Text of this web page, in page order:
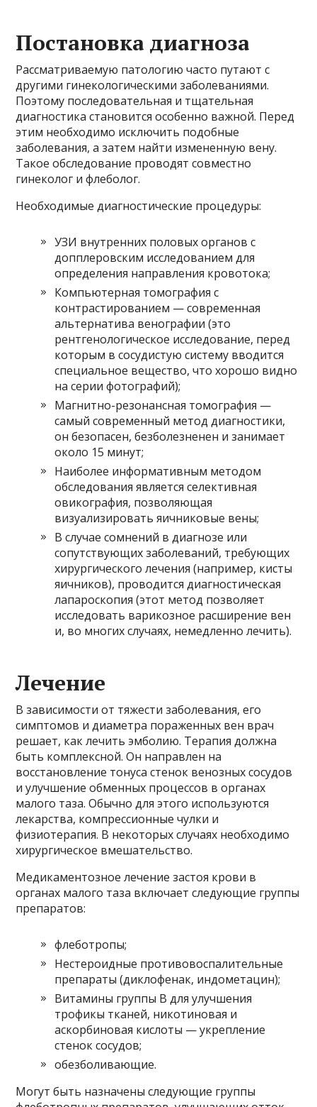
Постановка диагноза
Рассматриваемую патологию часто путают с
другими гинекологическими заболеваниями.
Поэтому последовательная и тщательная
диагностика становится особенно важной. Перед
этим необходимо исключить подобные
заболевания, а затем найти измененную вену.
Такое обследование проводят совместно
гинеколог и флеболог.
Необходимые диагностические процедуры:
УЗИ внутренних половых органов с
допплеровским исследованием для
определения направления кровотока;
Компьютерная томография с
контрастированием — современная
альтернатива венографии (это
рентгенологическое исследование, перед
которым в сосудистую систему вводится
специальное вещество, что хорошо видно
на серии фотографий);
Магнитно-резонансная томография —
самый современный метод диагностики,
он безопасен, безболезненен и занимает
около 15 минут;
Наиболее информативным методом
обследования является селективная
овикография, позволяющая
визуализировать яичниковые вены;
В случае сомнений в диагнозе или
сопутствующих заболеваний, требующих
хирургического лечения (например, кисты
яичников), проводится диагностическая
лапароскопия (этот метод позволяет
исследовать варикозное расширение вен
и, во многих случаях, немедленно лечить).
Лечение
В зависимости от тяжести заболевания, его
симптомов и диаметра пораженных вен врач
решает, как лечить эмболию. Терапия должна
быть комплексной. Он направлен на
восстановление тонуса стенок венозных сосудов
и улучшение обменных процессов в органах
малого таза. Обычно для этого используются
лекарства, компрессионные чулки и
физиотерапия. В некоторых случаях необходимо
хирургическое вмешательство.
Медикаментозное лечение застоя крови в
органах малого таза включает следующие группы
препаратов:
флеботропы;
Нестероидные противовоспалительные
препараты (диклофенак, индометацин);
Витамины группы В для улучшения
трофикы тканей, никотиновая и
аскорбиновая кислоты — укрепление
стенок сосудов;
обезболивающие.
Могут быть назначены следующие группы